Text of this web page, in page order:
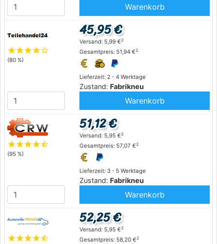
Warenkorb
starstarstarstarstar_outline
(80 %)
Lieferzeit: 2 - 4 Werktage
Zustand: Fabrikneu
45,95 €
Versand: 5,99 €2
Gesamtpreis: 51,94 €2
Warenkorb
starstarstarstarstar_half
(95 %)
Lieferzeit: 3 - 5 Werktage
Zustand: Fabrikneu
51,12 €
Versand: 5,95 €2
Gesamtpreis: 57,07 €2
Warenkorb
starstarstarstarstar_half
52,25 €
Versand: 5,95 €2
Gesamtpreis: 58,20 €2